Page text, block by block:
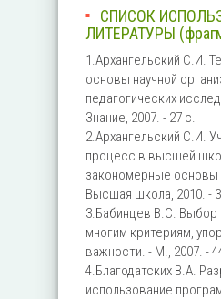
СПИСОК
ЛИТЕРАТУРЫ
1.Архангельский С.И.
основы научной
педагогических
Знание, 2007. - 27 с.
2.Архангельский С.И.
процесс в высшей
закономерные
Высшая школа, 2010. -
3.Бабинцев В.С. Выбор
многим критериям,
важности. - М., 2007. -
4.Благодатских В.А.
использование